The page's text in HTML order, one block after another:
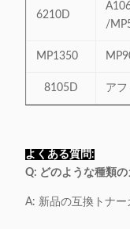
6210D
/
MP1350
8105D ア
よくある質問 :
Q: どのような種類
A: 新品の互換トナー